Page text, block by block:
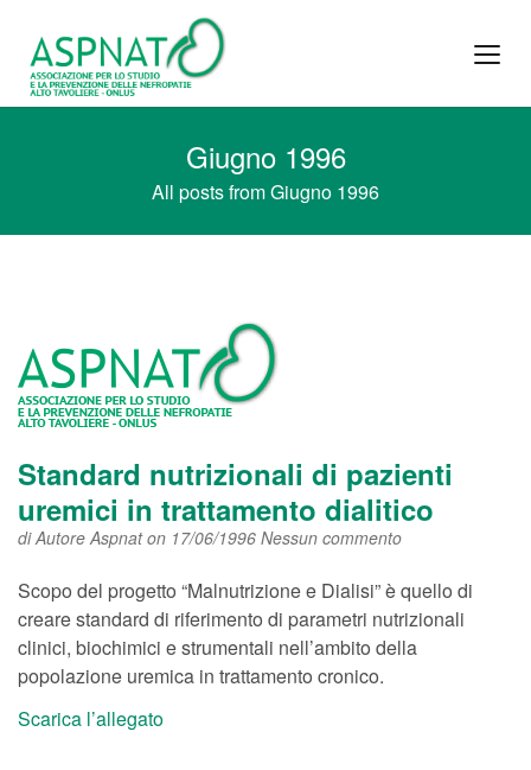
Giugno 1996
All posts from Giugno 1996
Standard nutrizionali di pazienti
uremici in trattamento dialitico
diAutore Aspnaton 17/06/1996 Nessun commento
Scopo del progetto “Malnutrizione e Dialisi” è quello di
creare standard di riferimento di parametri nutrizionali
clinici, biochimici e strumentali nell’ambito della
popolazione uremica in trattamento cronico.
Scarica l’allegato